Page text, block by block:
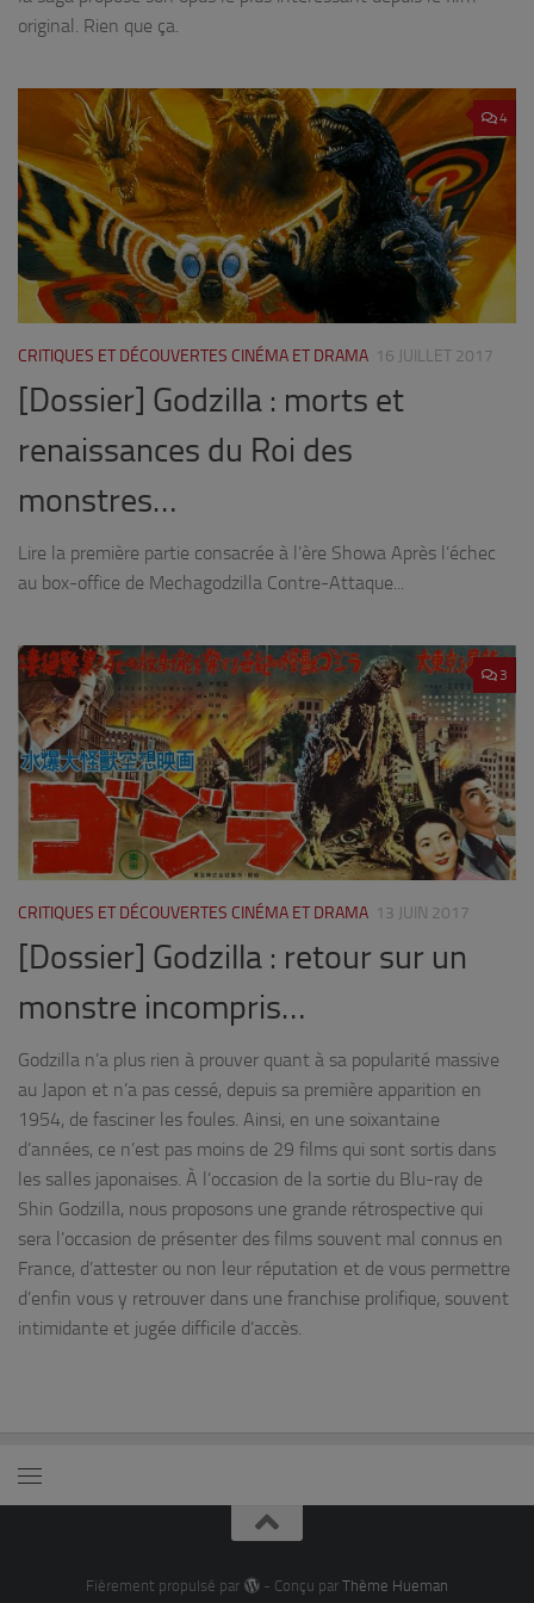
original. Rien que ça.
4
CRITIQUES ET DÉCOUVERTES CINÉMA ET DRAMA 16 JUILLET 2017
[Dossier] Godzilla : morts et
renaissances du Roi des
monstres…
Lire la première partie consacrée à l’ère Showa Après l’échec
au box-office de Mechagodzilla Contre-Attaque...
3
CRITIQUES ET DÉCOUVERTES CINÉMA ET DRAMA 13 JUIN 2017
[Dossier] Godzilla : retour sur un
monstre incompris…
Godzilla n’a plus rien à prouver quant à sa popularité massive
au Japon et n’a pas cessé, depuis sa première apparition en
1954, de fasciner les foules. Ainsi, en une soixantaine
d’années, ce n’est pas moins de 29 films qui sont sortis dans
les salles japonaises. À l’occasion de la sortie du Blu-ray de
Shin Godzilla, nous proposons une grande rétrospective qui
sera l’occasion de présenter des films souvent mal connus en
France, d’attester ou non leur réputation et de vous permettre
d’enfin vous y retrouver dans une franchise prolifique, souvent
intimidante et jugée difficile d’accès.
Fièrement propulsé par - Conçu par Thème Hueman